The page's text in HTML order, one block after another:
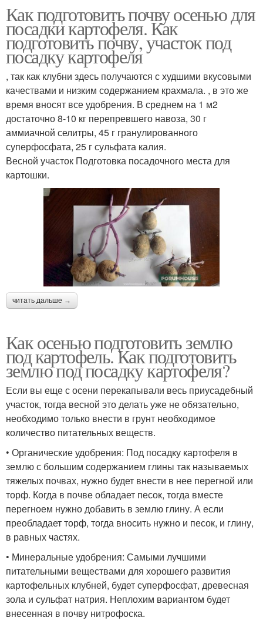
Как подготовить почву осенью для
посадки картофеля. Как
подготовить почву, участок под
посадку картофеля
​, так как клубни здесь получаются с худшими вкусовыми
качествами и низким содержанием крахмала.​ ​, в это же
время вносят все удобрения. В среднем на 1 м2
достаточно 8-10 кг перепревшего навоза, 30 г
аммиачной селитры, 45 г гранулированного
суперфосфата, 25 г сульфата калия.​
​Весной участок​ ​Подготовка посадочного места для
картошки.​
читать дальше →
Как осенью подготовить землю
под картофель. Как подготовить
землю под посадку картофеля?
Если вы еще с осени перекапывали весь приусадебный
участок, тогда весной это делать уже не обязательно,
необходимо только внести в грунт необходимое
количество питательных веществ.
• Органические удобрения: Под посадку картофеля в
землю с большим содержанием глины так называемых
тяжелых почвах, нужно будет внести в нее перегной или
торф. Когда в почве обладает песок, тогда вместе
перегноем нужно добавить в землю глину. А если
преобладает торф, тогда вносить нужно и песок, и глину,
в равных частях.
• Минеральные удобрения: Самыми лучшими
питательными веществами для хорошего развития
картофельных клубней, будет суперфосфат, древесная
зола и сульфат натрия. Неплохим вариантом будет
внесенная в почву нитрофоска.